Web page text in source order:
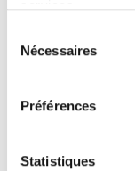
Nécessaires
Préférences
Statistiques